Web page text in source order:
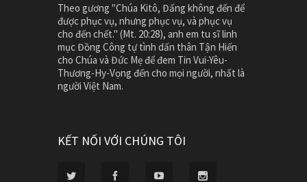
Theo gương "Chúa Kitô, Đấng không đến để
được phục vụ, nhưng phục vụ, và phục vụ
cho đến chết." (Mt. 20:28), anh em tu sĩ linh
mục Đồng Công tự tình dấn thân Tận Hiến
cho Chúa và Đức Mẹ để đem Tin Vui-Yêu-
Thương-Hy-Vọng đến cho mọi người, nhất là
người Việt Nam.
KẾT NỐI VỚI CHÚNG TÔI